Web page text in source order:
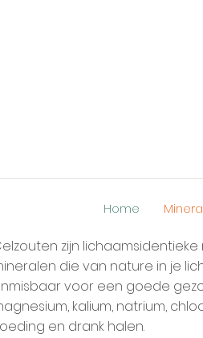
Home
zijn
die van nature in je
voor een goede
kalium, natrium,
en drank halen.